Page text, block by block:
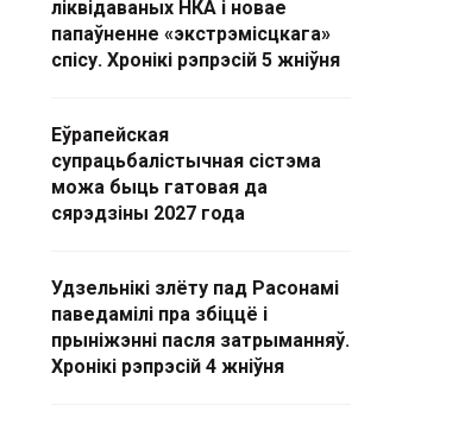
ліквідаваных НКА і новае
папаўненне «экстрэмісцкага»
спісу. Хронікі рэпрэсій 5 жніўня
Еўрапейская
супрацьбалістычная сістэма
можа быць гатовая да
сярэдзіны 2027 года
Удзельнікі злёту пад Расонамі
паведамілі пра збіццё і
прыніжэнні пасля затрыманняў.
Хронікі рэпрэсій 4 жніўня